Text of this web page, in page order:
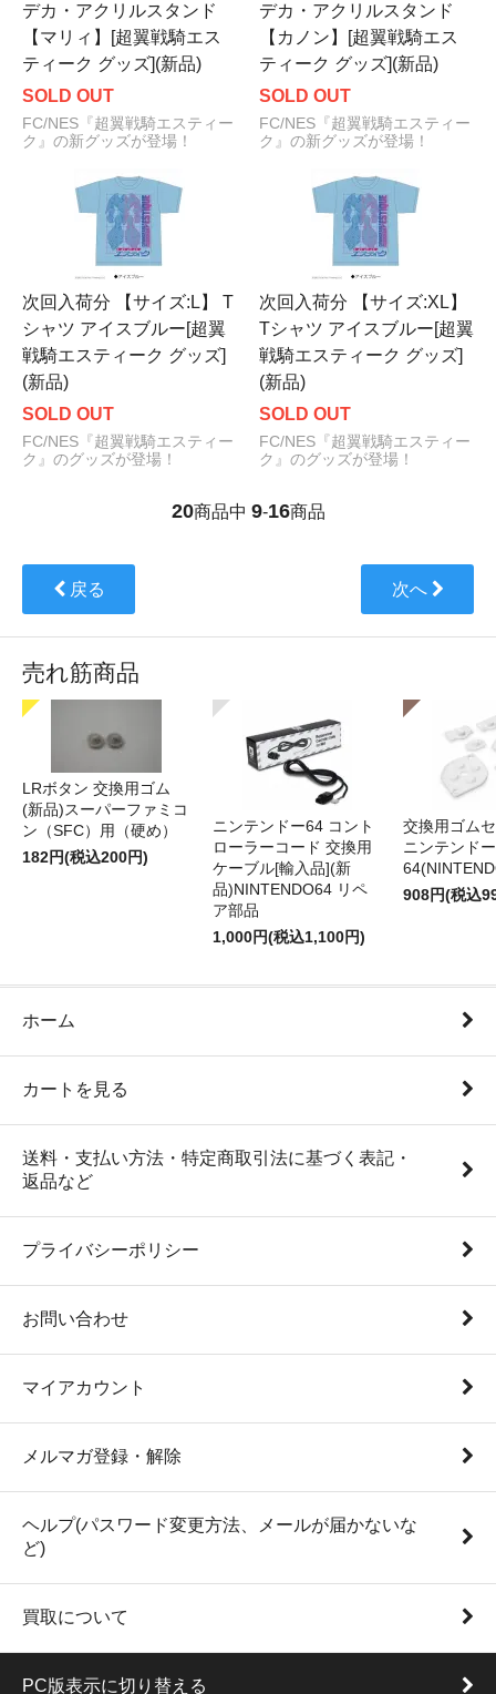
デカ・アクリルスタンド
【マリィ】[超翼戦騎エス
ティーク グッズ](新品)
SOLD OUT
FC/NES『超翼戦騎エスティー
ク』の新グッズが登場！
デカ・アクリルスタンド
【カノン】[超翼戦騎エス
ティーク グッズ](新品)
SOLD OUT
FC/NES『超翼戦騎エスティー
ク』の新グッズが登場！
次回入荷分 【サイズ:L】 T
シャツ アイスブルー[超翼
戦騎エスティーク グッズ]
(新品)
SOLD OUT
FC/NES『超翼戦騎エスティー
ク』のグッズが登場！
次回入荷分 【サイズ:XL】
Tシャツ アイスブルー[超翼
戦騎エスティーク グッズ]
(新品)
SOLD OUT
FC/NES『超翼戦騎エスティー
ク』のグッズが登場！
20商品中 9-16商品
戻る 次へ
売れ筋商品
LRボタン 交換用ゴム
(新品)スーパーファミコ
ン（SFC）用（硬め）
182円(税込200円)
ニンテンドー64 コント
ローラーコード 交換用
ケーブル[輸入品](新
品)NINTENDO64 リペ
ア部品
1,000円(税込1,100円)
交換用ゴム
ニンテンドー
908円(税込
ホーム
カートを見る
送料・支払い方法・特定商取引法に基づく表記・
返品など
プライバシーポリシー
お問い合わせ
マイアカウント
メルマガ登録・解除
ヘルプ(パスワード変更方法、メールが届かないな
ど)
買取について
PC版表示に切り替える